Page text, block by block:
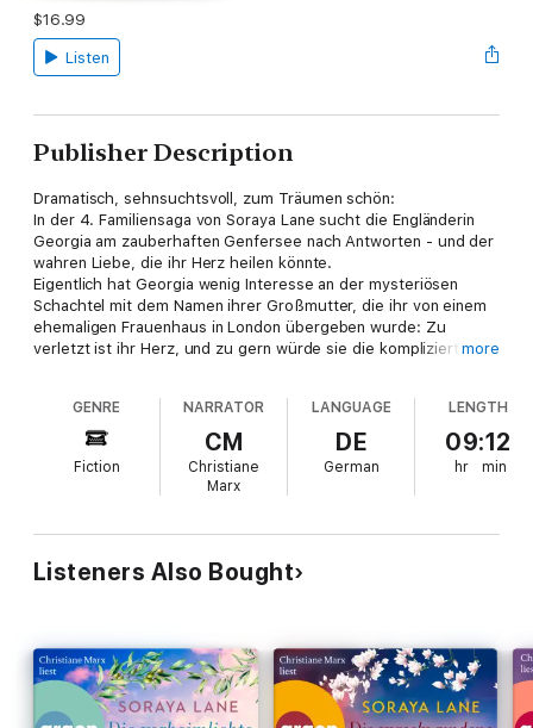
$16.99
Listen
Publisher Description
Dramatisch, sehnsuchtsvoll, zum Träumen schön:
In der 4. Familiensaga von Soraya Lane sucht die Engländerin
Georgia am zauberhaften Genfersee nach Antworten - und der
wahren Liebe, die ihr Herz heilen könnte.
Eigentlich hat Georgia wenig Interesse an der mysteriösen
Schachtel mit dem Namen ihrer Großmutter, die ihr von einem
ehemaligen Frauenhaus in London übergeben wurde: Zu
verletzt ist ihr Herz, und zu gern würde sie die komplizierte
sie einfach nicht los. Ein Hinweis führt Georgia schließlich an
den Genfersee, wo sie auf den attraktiven Luca trifft. Er sucht
seit Jahren nach dem Stein - denn der fehlt in einem Erbstück
seiner Familie.
Wo sich mächtige Alpengipfel im funkelnden Wasser spiegeln,
Liebe. Wird jetzt endlich geheilt, was vor so vielen Jahren
zerbrochen ist?
Die romantischen Romane der Bestseller-Saga sind unabhängig
Bestseller-Autorin Soraya Lane von sieben jungen Frauen,
geheimnisvollen Erbstücken aus einem Londoner Frauenhaus
und schicksalhafter Liebe. Die Romane spielen jeweils auf zwei
Zeitebenen und an wunderschönen Sehnsuchtsorten, die zum
more
GENRE
Fiction
NARRATOR
CM
Christiane
Marx
LANGUAGE
DE
German
LENGTH
09:12
hr min
Listeners Also Bought